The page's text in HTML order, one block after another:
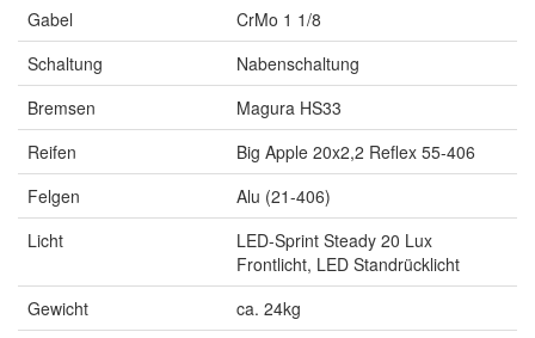
Gabel
CrMo 1 1/8
Schaltung
Nabenschaltung
Bremsen
Magura HS33
Reifen
Big Apple 20x2,2 Reflex 55-406
Felgen
Alu (21-406)
Licht
LED-Sprint Steady 20 Lux
Frontlicht, LED Standrücklicht
Gewicht
ca. 24kg